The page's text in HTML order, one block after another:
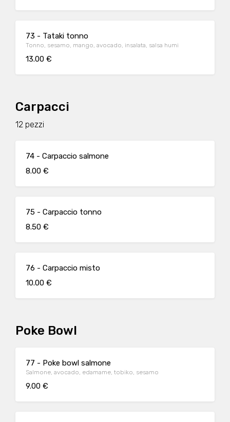
73 - Tataki tonno
Tonno, sesamo, mango, avocado, insalata, salsa humi
13.00 €
Carpacci
12 pezzi
74 - Carpaccio salmone
8.00 €
75 - Carpaccio tonno
8.50 €
76 - Carpaccio misto
10.00 €
Poke Bowl
77 - Poke bowl salmone
Salmone, avocado, edamame, tobiko, sesamo
9.00 €